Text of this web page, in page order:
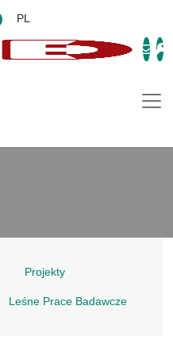
PL
Projekty
Leśne Prace Badawcze